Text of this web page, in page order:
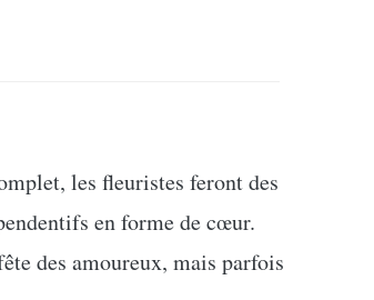
les fleuristes feront des
en forme de cœur.
des amoureux, mais parfois